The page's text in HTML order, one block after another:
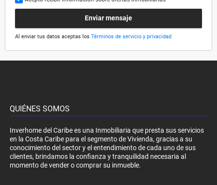
Enviar mensaje
Al enviar tus datos aceptas los Términos de servicio y privacidad
QUIÉNES SOMOS
Inverhome del Caribe es una Inmobiliaria que presta sus servicios
en la Costa Caribe para el segmento de Vivienda, gracias a su
conocimiento del sector y el entendimiento de cada uno de sus
clientes, brindamos la confianza y tranquilidad necesaria al
momento de vender o comprar su inmueble.